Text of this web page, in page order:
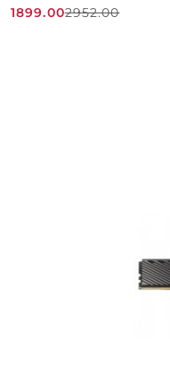
Cena
1899.00
Cena
2952.00